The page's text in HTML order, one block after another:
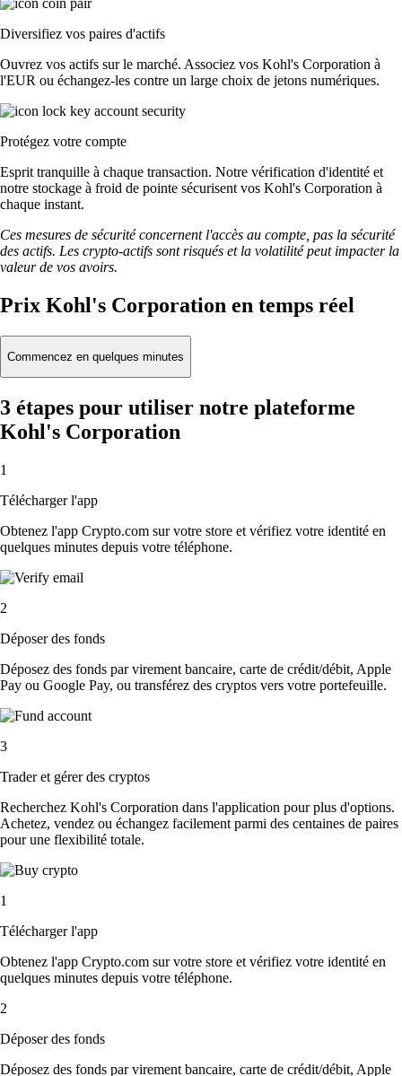
Diversifiez vos paires d'actifs
Ouvrez vos actifs sur le marché. Associez vos Kohl's Corporation à
l'EUR ou échangez-les contre un large choix de jetons numériques.
Protégez votre compte
Esprit tranquille à chaque transaction. Notre vérification d'identité et
notre stockage à froid de pointe sécurisent vos Kohl's Corporation à
chaque instant.
Ces mesures de sécurité concernent l'accès au compte, pas la sécurité
des actifs. Les crypto-actifs sont risqués et la volatilité peut impacter la
valeur de vos avoirs.
Prix Kohl's Corporation en temps réel
Commencez en quelques minutes
3 étapes pour utiliser notre plateforme
Kohl's Corporation
1
Télécharger l'app
Obtenez l'app Crypto.com sur votre store et vérifiez votre identité en
quelques minutes depuis votre téléphone.
2
Déposer des fonds
Déposez des fonds par virement bancaire, carte de crédit/débit, Apple
Pay ou Google Pay, ou transférez des cryptos vers votre portefeuille.
3
Trader et gérer des cryptos
Recherchez Kohl's Corporation dans l'application pour plus d'options.
Achetez, vendez ou échangez facilement parmi des centaines de paires
pour une flexibilité totale.
1
Télécharger l'app
Obtenez l'app Crypto.com sur votre store et vérifiez votre identité en
quelques minutes depuis votre téléphone.
2
Déposer des fonds
Déposez des fonds par virement bancaire, carte de crédit/débit, Apple